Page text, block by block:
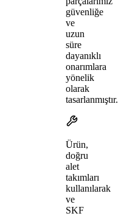
güvenliğe
ve
uzun
süre
dayanıklı
onarımlara
yönelik
olarak
tasarlanmıştır.
Ürün,
doğru
alet
takımları
kullanılarak
ve
SKF